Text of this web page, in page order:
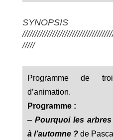
SYNOPSIS
/////
Programme de
d’animation.
Programme :
– Pourquoi les
à l’automne ? de